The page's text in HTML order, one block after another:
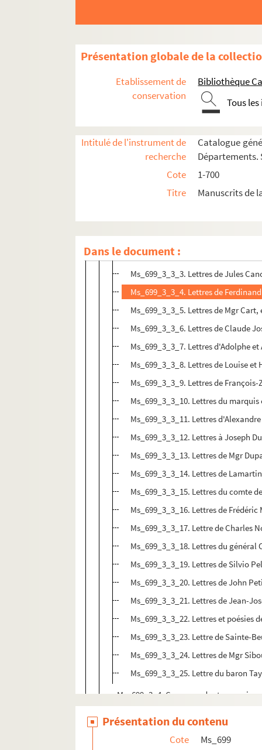
Présentation globale de la
Etablissement de
conservation
Bibliothèque
Tous
Intitulé de l'instrument de
recherche
Catalogue
Départements.
Cote
1-700
Titre
Manuscrits de
Dans le document :
Ms_696. Papiers Maruejol
Ms_696B. Notes d'épigraphie.
Ms_697. Papiers Mazel.
Ms_698. Papiers de Pierre Guérin.
Ms_699. Papiers de Jean Reboul
Ms_699_2. Pièces de théâtre
Ms_699_3. Correspondance
Ms_699_3_1. Correspondance familiale
Ms_699_3_2. Correspondance de
Ms_699_3_3_1. Lettres de Louis
Ms_699_3_3_2. Lettres de
Ms_699_3_3_3. Lettres de Jules
Ms_699_3_3_4. Lettres de
Ms_699_3_3_5. Lettres de Mgr
Ms_699_3_3_6. Lettres de Claude
Ms_699_3_3_7. Lettres d'Adolphe
Ms_699_3_3_8. Lettres de Louise
Ms_699_3_3_9. Lettres de
Ms_699_3_3_10. Lettres du
Ms_699_3_3_11. Lettres
Ms_699_3_3_12. Lettres à Joseph
Ms_699_3_3_13. Lettres de Mgr
Ms_699_3_3_14. Lettres de
Ms_699_3_3_15. Lettres du comte
Ms_699_3_3_16. Lettres de
Ms_699_3_3_17. Lettre de Charles
Ms_699_3_3_18. Lettres du
Ms_699_3_3_19. Lettres de Silvio
Ms_699_3_3_20. Lettres de John
Ms_699_3_3_21. Lettres de Jean-
Ms_699_3_3_22. Lettres et poésies
Ms_699_3_3_23. Lettre de Sainte-
Ms_699_3_3_24. Lettres de Mgr
Ms_699_3_3_25. Lettre du baron
Ms_699_3_4. Correspondants
Présentation du contenu
Cote
Ms_699